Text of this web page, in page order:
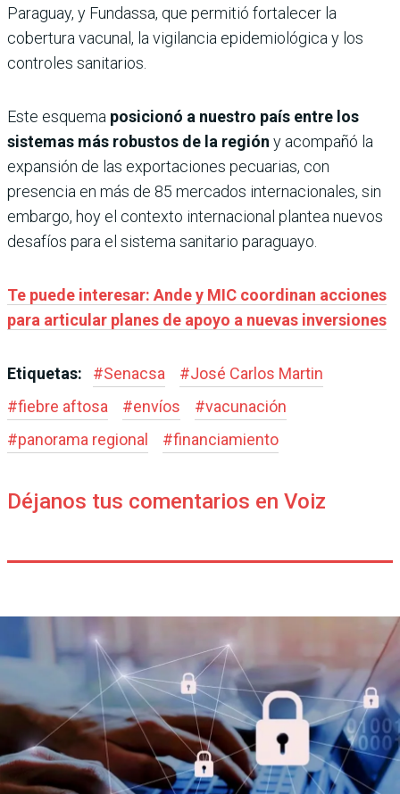
Paraguay, y Fundassa, que permitió fortalecer la
cobertura vacunal, la vigilancia epidemiológica y los
controles sanitarios.
Este esquema posicionó a nuestro país entre los
sistemas más robustos de la región y acompañó la
expansión de las exportaciones pecuarias, con
presencia en más de 85 mercados internacionales, sin
embargo, hoy el contexto internacional plantea nuevos
desafíos para el sistema sanitario paraguayo.
Te puede interesar: Ande y MIC coordinan acciones
para articular planes de apoyo a nuevas inversiones
Etiquetas: #Senacsa #José Carlos Martin
#fiebre aftosa #envíos #vacunación
#panorama regional #financiamiento
Déjanos tus comentarios en Voiz